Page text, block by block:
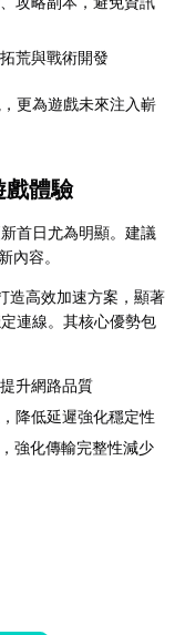
荒與戰術開發
更為遊戲未來注入嶄
戲體驗
首日尤為明顯。建議
內容。
造高效加速方案，顯著
連線。其核心優勢包
升網路品質
降低延遲強化穩定性
強化傳輸完整性減少